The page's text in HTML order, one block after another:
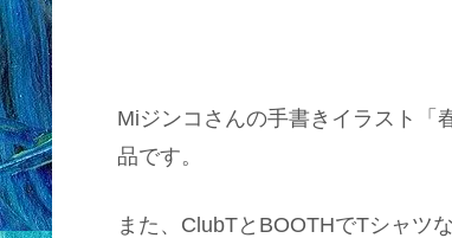
Miジンコさんの手書きイラスト「
品です。
また、ClubTとBOOTHでTシャツ